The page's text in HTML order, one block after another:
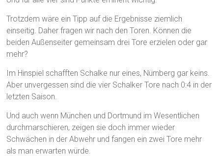
Trotzdem wäre ein Tipp auf die Ergebnisse ziemlich
einseitig. Daher fragen wir nach den Toren. Können die
beiden Außenseiter gemeinsam drei Tore erzielen oder gar
mehr?
Im Hinspiel schafften Schalke nur eines, Nürnberg gar keins.
Aber unvergessen sind die vier Schalker Tore nach 0:4 in der
letzten Saison.
Und auch wenn München und Dortmund im Wesentlichen
durchmarschieren, zeigen sie doch immer wieder
Schwächen in der Abwehr und fangen ein zwei Tore mehr
als man erwarten würde.